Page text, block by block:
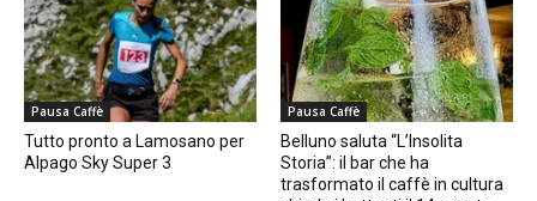
Pausa Caffè
Tutto pronto a Lamosano per
Alpago Sky Super 3
Pausa Caffè
Belluno saluta “L’Insolita
Storia”: il bar che ha
trasformato il caffè in cultura